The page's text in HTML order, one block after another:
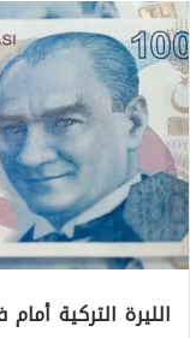
الليرة التركية